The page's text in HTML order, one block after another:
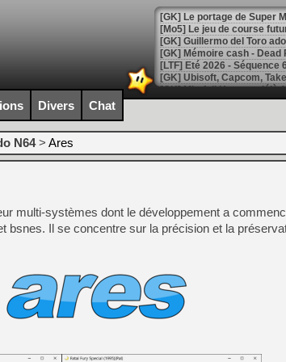
[GK] Le portage de Super
[Mo5] Le jeu de course
[GK] Guillermo del Toro
[LTF] Eté 2026 - Séquence
[GK] Mistfall Hunter : déjà
[GK] Wo Long 2 évolue
[GK] Crossfire : un TPS à
[LS] [PS5] Premiers
[Mo5] DOOM arrive en
[GK] Bethesda fête les 30
[GK] Roblox : l'action en
[GK] Agenda - GeForce
[GK] Devolver Digital en a
[LS] [PS5] ps5-y2jb-
[GK] Pourquoi Marvel
[GK] Test : Restory : Chill
Divers Chat
N64> Ares
multi-systèmes dont le développement a
bsnes. Il se concentre sur la précision et la